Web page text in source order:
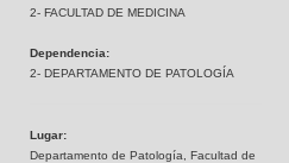
2- FACULTAD DE MEDICINA
Dependencia:
2- DEPARTAMENTO DE PATOLOGÍA
Lugar:
Departamento de Patología, Facultad de